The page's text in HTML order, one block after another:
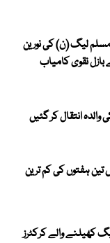
الیکشن ، ایل اے 27 میں مسلم لیگ (ن) کی نورین
انتقال کر گئیں
ہفتوں کی کم ترین
کھیلنے والے کرکٹرز